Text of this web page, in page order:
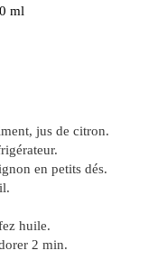
ml
jus de citron.
en petits dés.
huile.
2 min.